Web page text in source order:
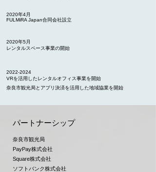
2020年4月
FULMiRA Japan合同会社設立
2020年5月
レンタルスペース事業の開始
2022-2024
VRを活用したレンタルオフィス事業を開始
奈良市観光局とアプリ決済を活用した地域協業を開始
パートナーシップ
奈良市観光局
PayPay株式会社
Square株式会社
​ソフトバンク株式会社